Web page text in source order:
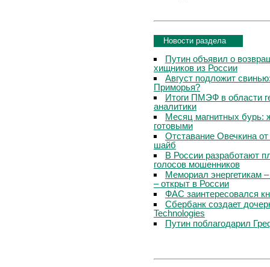
Новости раздела
Путин объявил о
хищников из России
Август подложит
Приморья?
Итоги ПМЭФ в области
аналитики
Месяц магнитных бурь:
готовыми
Отставание Овечкина
шайб
В России разработают
голосов мошенников
Мемориал энергетикам
– открыт в России
ФАС заинтересовался
Сбербанк создает
Technologies
Путин поблагодарил